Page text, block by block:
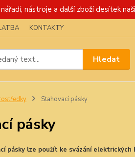
nástroje a další zboží desítek
KONTAKTY
Hledat
Stahovací pásky
pásky
pásky lze použít ke svázání